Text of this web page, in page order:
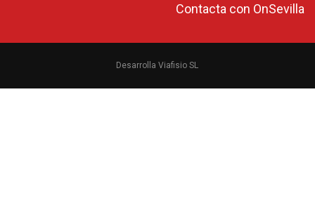
Contacta con OnSevilla
Desarrolla Viafisio SL